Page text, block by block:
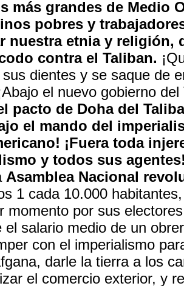
más grandes de Medio
pobres y
nuestra etnia y religión,
contra el Taliban.
dientes y se saque de
el nuevo gobierno del
pacto de Doha del
el mando del
¡Fuera toda
y todos sus
Asamblea Nacional
1 cada 10.000
momento por sus
el salario medio de un
con el imperialismo
darle la tierra a los
el comercio exterior, y